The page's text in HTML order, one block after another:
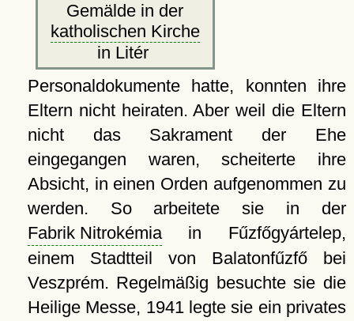
Gemälde in der
katholischen Kirche
in Litér
Personaldokumente hatte, konnten ihre
Eltern nicht heiraten. Aber weil die Eltern
nicht das Sakrament der Ehe
eingegangen waren, scheiterte ihre
Absicht, in einen Orden aufgenommen zu
werden. So arbeitete sie in der
Fabrik Nitrokémiain Fűzfőgyártelep,
einem Stadtteil von Balatonfűzfő bei
Veszprém. Regelmäßig besuchte sie die
Heilige Messe, 1941 legte sie ein privates